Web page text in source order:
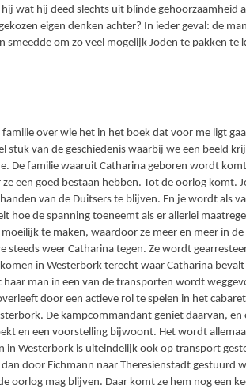
hij wat hij deed slechts uit blinde gehoorzaamheid
eigen denken achter? In ieder geval: de
smeedde om zo veel mogelijk Joden te pakken te
over wie het in het boek dat voor me ligt
stuk van de geschiedenis waarbij we een beeld
De familie waaruit Catharina geboren wordt
een goed bestaan hebben. Tot de oorlog komt.
van de Duitsers te blijven. En je wordt als
hoe de spanning toeneemt als er allerlei
te maken, waardoor ze meer en meer in
steeds weer Catharina tegen. Ze wordt
komen in Westerbork terecht waar Catharina
haar man in een van de transporten wordt
door een actieve rol te spelen in het
De kampcommandant geniet daarvan, en
en een voorstelling bijwoont. Het wordt
in Westerbork is uiteindelijk ook op transport
door Eichmann naar Theresienstadt gestuurd
oorlog mag blijven. Daar komt ze hem nog een